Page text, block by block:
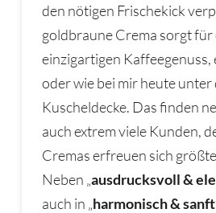
den nötigen Frischekick
goldbraune Crema sorgt für
einzigartigen Kaffeegenuss,
oder wie bei mir heute unter
Kuscheldecke. Das finden
auch extrem viele Kunden,
Cremas erfreuen sich
Neben „ausdrucksvoll &
auch in „harmonisch & sanft